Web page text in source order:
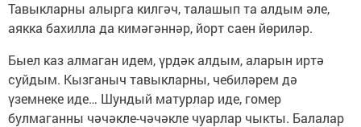
Тавыкларны алырга килгәч, талашып та алдым әле,
аякка бахилла да кимәгәннәр, йорт саен йөриләр.
Быел каз алмаган идем, үрдәк алдым, аларын иртә
суйдым. Кызганыч тавыкларны, чебиләрем дә
үземнеке иде… Шундый матурлар иде, гомер
булмаганны чәчәкле-чәчәкле чуарлар чыкты. Балалар